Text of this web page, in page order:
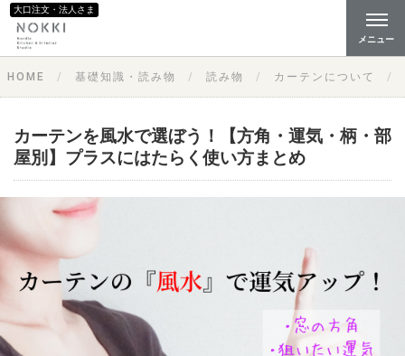
大口注文・法人さま
メニュー
HOME 基礎知識・読み物 読み物 カーテンについて
カーテンを風水で選ぼう！【方角・運気・柄・部
屋別】プラスにはたらく使い方まとめ